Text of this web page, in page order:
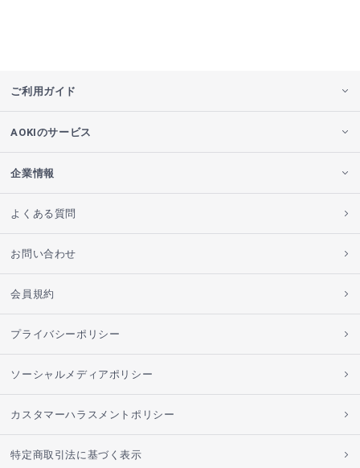
ご利用ガイド
AOKIのサービス
企業情報
よくある質問
お問い合わせ
会員規約
プライバシーポリシー
ソーシャルメディアポリシー
カスタマーハラスメントポリシー
特定商取引法に基づく表示